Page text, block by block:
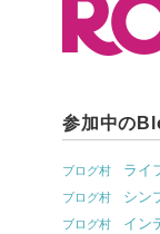
参加中の
ブログ村 ライ
ブログ村 シン
ブログ村 イン